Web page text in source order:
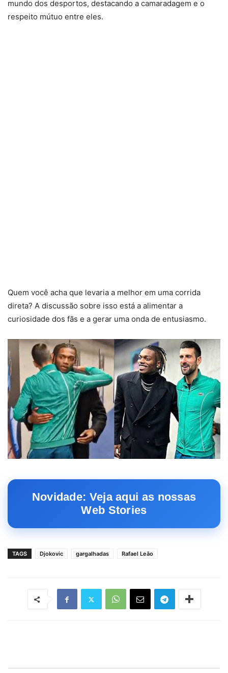
mundo dos desportos, destacando a camaradagem e o
respeito mútuo entre eles.
Quem você acha que levaria a melhor em uma corrida
direta? A discussão sobre isso está a alimentar a
curiosidade dos fãs e a gerar uma onda de entusiasmo.
Novidade: Veja aqui as nossas
Web Stories
TAGS Djokovic gargalhadas Rafael Leão